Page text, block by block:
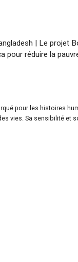
| Le projet
pour réduire la
pour les histoires
vies. Sa sensibilité et